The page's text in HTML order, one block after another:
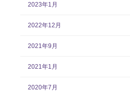
2023年1月
2022年12月
2021年9月
2021年1月
2020年7月